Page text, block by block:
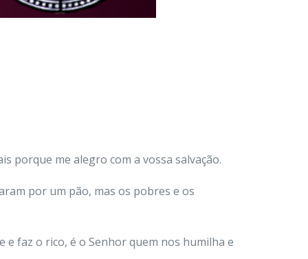
porque me alegro com a vossa salvação.
por um pão, mas os pobres e os
e faz o rico, é o Senhor quem nos humilha e